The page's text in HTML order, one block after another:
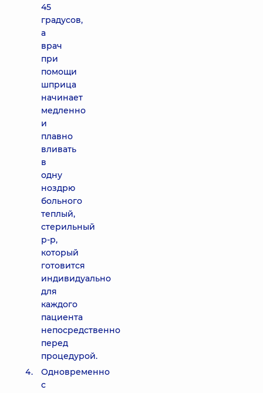
45
градусов,
а
врач
при
помощи
шприца
начинает
медленно
и
плавно
вливать
в
одну
ноздрю
больного
теплый,
стерильный
р-р,
который
готовится
индивидуально
для
каждого
пациента
непосредственно
перед
процедурой.
Одновременно
с